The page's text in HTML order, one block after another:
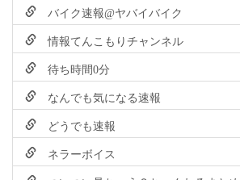
バイク速報@ヤバイバイク
情報てんこもりチャンネル
待ち時間0分
なんでも気になる速報
どうでも速報
ネラーボイス